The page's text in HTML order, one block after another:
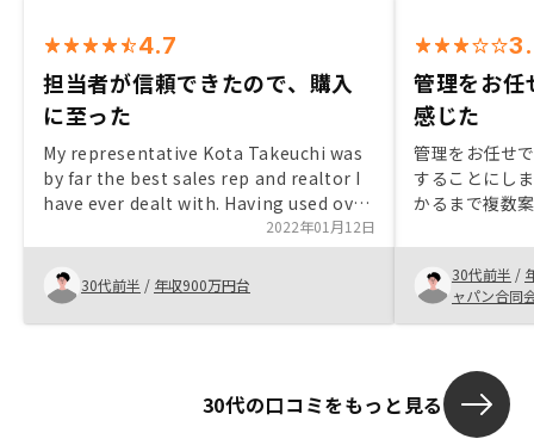
4.7
担当者が信頼できたので、購入
に至った
My representative Kota Takeuchi was
by far the best sales rep and realtor I
have ever dealt with. Having used over
7 realtors and been in touch with
many other Japanese realtors, he was
definitely top-notch. Diligent,
responsive, and understood and
solved complex business problems. 私
た。 7人以上の不動産業者を利用し、他の
2022年01月12日
30代前半 / 年収900万円台
管理をお任
感じた
管理をお任せ
することにし
かるまで複数
ていないため
が、セールス
り実施いただ
思います。
30代前半 /
ャパン合同
30代の口コミをもっと見る